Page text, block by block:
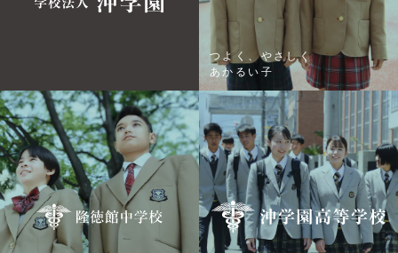
つよく、やさしく
あかるい子